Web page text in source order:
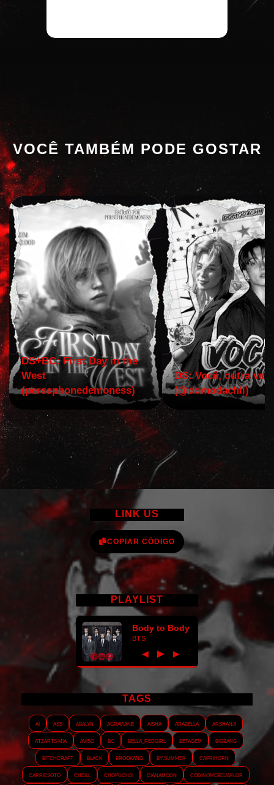
VOCÊ TAMBÉM PODE GOSTAR
DS+BC: First Day in the
West
(persephonedemoness)
DS: Você, outra vez!
(@domodachii)
LINK US
COPIAR CÓDIGO
PLAYLIST
Body to Body
BTS
◀ ► ▶
TAGS
AI ASS Abalyn Agraviane Aisha Arabella
Arshanji
Atzarts Mia
Aviso BC Bella_RedGirl Betagem
Bigbang
Bitchcraft
Black Brookang By.summer
Caprihorn
Carriesoto
Cheill Chopuchai Cianamoon Codinomebeijaflor